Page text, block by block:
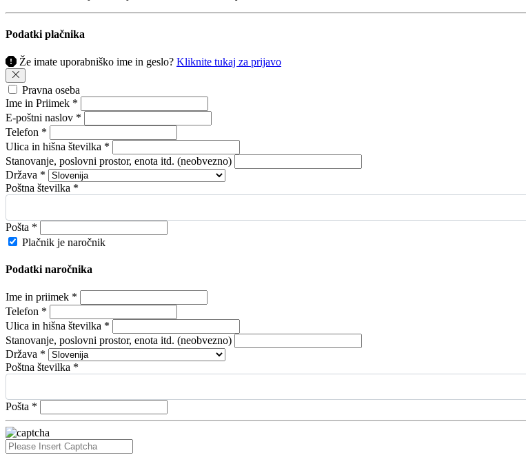
Podatki plačnika
Že imate uporabniško ime in geslo? Kliknite tukaj za prijavo
Pravna oseba
Ime in Priimek *
E-poštni naslov *
Telefon *
Ulica in hišna številka *
Stanovanje, poslovni prostor, enota itd. (neobvezno)
Država *
Poštna številka *
Pošta *
Plačnik je naročnik
Podatki naročnika
Ime in priimek *
Telefon *
Ulica in hišna številka *
Stanovanje, poslovni prostor, enota itd. (neobvezno)
Država *
Poštna številka *
Pošta *